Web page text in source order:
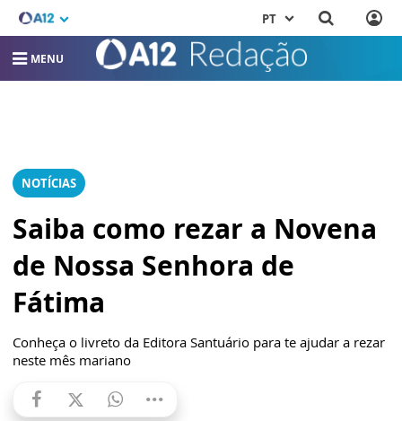
PT
MENU
NOTÍCIAS
Saiba como rezar a Novena
de Nossa Senhora de
Fátima
Conheça o livreto da Editora Santuário para te ajudar a rezar
neste mês mariano